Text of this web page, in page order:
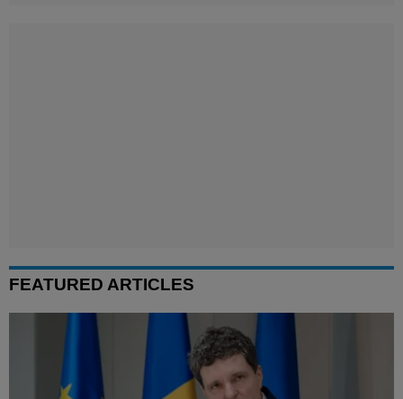
FEATURED ARTICLES